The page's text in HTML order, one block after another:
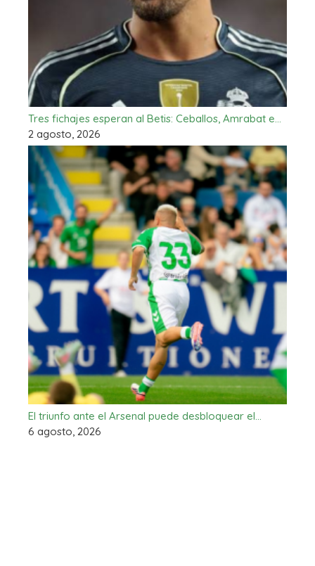
Tres fichajes esperan al Betis: Ceballos, Amrabat e…
2 agosto, 2026
El triunfo ante el Arsenal puede desbloquear el…
6 agosto, 2026